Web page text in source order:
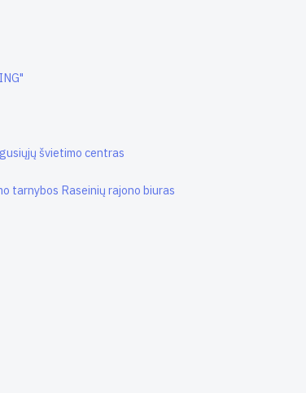
švietimo centras
tarnybos Raseinių rajono biuras